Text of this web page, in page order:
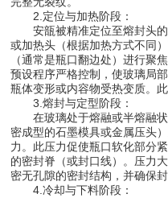
2.定位与加热阶段：
安瓿被精准定位至熔封头
或加热头（根据加热方式不同
（通常是瓶口翻边处）进行聚
预设程序严格控制，使玻璃局
瓶体变形或内容物受热变质。
3.熔封与定型阶段：
在玻璃处于熔融或半熔融状
密成型的石墨模具或金属压头
力。此压力促使瓶口软化部分
的密封脊（或封口线）。压力
密无孔隙的密封结构，并确保封
4.冷却与下料阶段：